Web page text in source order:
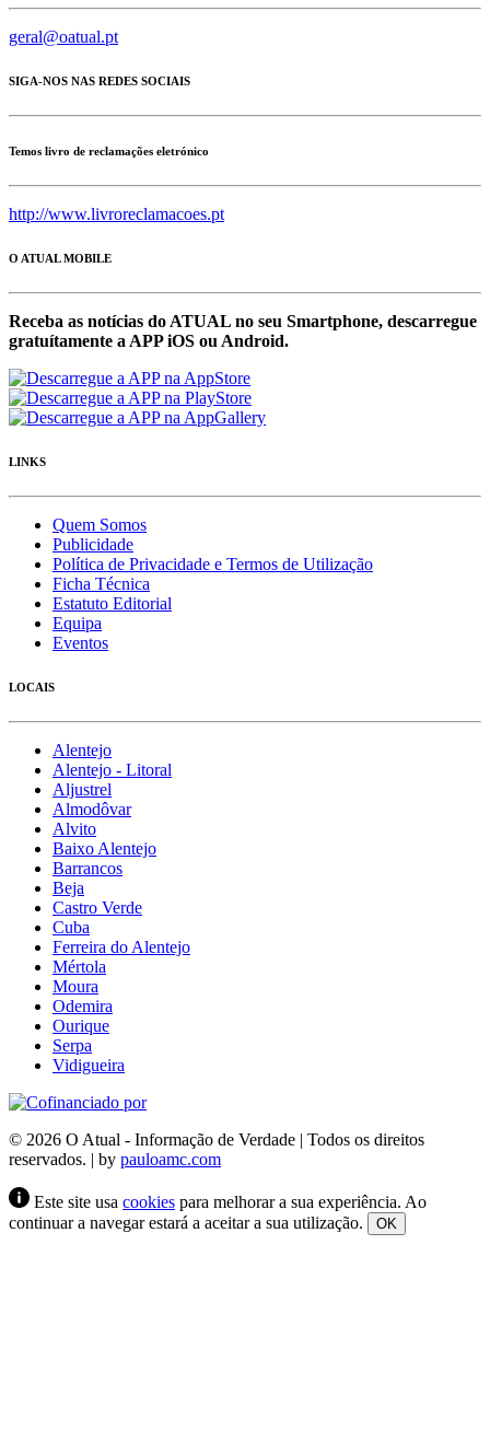
geral@oatual.pt
SIGA-NOS NAS REDES SOCIAIS
Temos livro de reclamações eletrónico
http://www.livroreclamacoes.pt
O ATUAL MOBILE
Receba as notícias do ATUAL no seu Smartphone, descarregue
gratuítamente a APP iOS ou Android.
LINKS
Quem Somos
Publicidade
Política de Privacidade e Termos de Utilização
Ficha Técnica
Estatuto Editorial
Equipa
Eventos
LOCAIS
Alentejo
Alentejo - Litoral
Aljustrel
Almodôvar
Alvito
Baixo Alentejo
Barrancos
Beja
Castro Verde
Cuba
Ferreira do Alentejo
Mértola
Moura
Odemira
Ourique
Serpa
Vidigueira
© 2026 O Atual - Informação de Verdade | Todos os direitos
reservados. | by pauloamc.com
Este site usa cookies para melhorar a sua experiência. Ao
continuar a navegar estará a aceitar a sua utilização.
OK